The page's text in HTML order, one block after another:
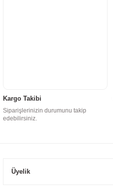
Kargo Takibi
Siparişlerinizin durumunu takip
edebilirsiniz.
Üyelik